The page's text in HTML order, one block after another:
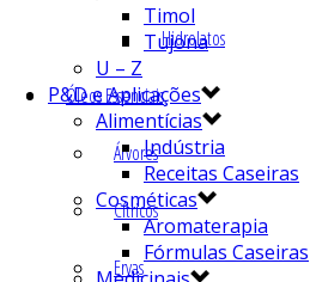
Hidrolatos
Óleos Essenciais
Árvores
Cítricos
Ervas
Timol
Tujona
U – Z
P&D e Aplicações
Alimentícias
Indústria
Receitas Caseiras
Cosméticas
Aromaterapia
Fórmulas Caseiras